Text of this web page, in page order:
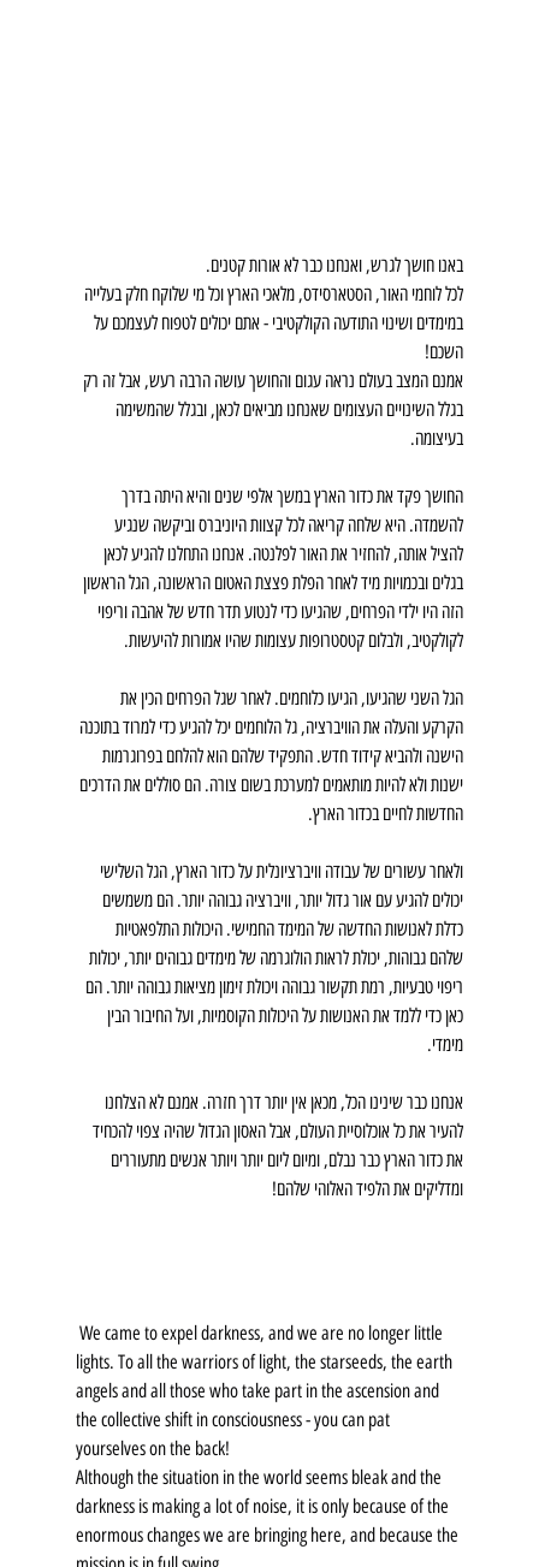
באנו חושך לגרש, ואנחנו כבר לא אורות קטנים.
לכל לוחמי האור, הסטארסידס, מלאכי הארץ וכל מי שלוקח חלק בעלייה
במימדים ושינוי התודעה הקולקטיבי - אתם יכולים לטפוח לעצמכם על
השכם!
אמנם המצב בעולם נראה עגום והחושך עושה הרבה רעש, אבל זה רק
בגלל השינויים העצומים שאנחנו מביאים לכאן, ובגלל שהמשימה
בעיצומה.
החושך פקד את כדור הארץ במשך אלפי שנים והיא היתה בדרך
להשמדה. היא שלחה קריאה לכל קצוות היוניברס וביקשה שנגיע
להציל אותה, להחזיר את האור לפלנטה. אנחנו התחלנו להגיע לכאן
בגלים ובכמויות מיד לאחר הפלת פצצת האטום הראשונה, הגל הראשון
הזה היו ילדי הפרחים, שהגיעו כדי לנטוע תדר חדש של אהבה וריפוי
לקולקטיב, ולבלום קטסטרופות עצומות שהיו אמורות להיעשות.
הגל השני שהגיעו, הגיעו כלוחמים. לאחר שגל הפרחים הכין את
הקרקע והעלה את הוויברציה, גל הלוחמים יכל להגיע כדי למרוד בתוכנה
הישנה ולהביא קידוד חדש. התפקיד שלהם הוא להלחם בפרוגרמות
ישנות ולא להיות מותאמים למערכת בשום צורה. הם סוללים את הדרכים
החדשות לחיים בכדור הארץ.
ולאחר עשורים של עבודה וויברציונלית על כדור הארץ, הגל השלישי
יכולים להגיע עם אור גדול יותר, וויברציה גבוהה יותר. הם משמשים
כדלת לאנושות החדשה של המימד החמישי. היכולות התלפאטיות
שלהם גבוהות, יכולת לראות הולוגרמה של מימדים גבוהים יותר, יכולות
ריפוי טבעיות, רמת תקשור גבוהה ויכולת זימון מציאות גבוהה יותר. הם
כאן כדי ללמד את האנושות על היכולות הקוסמיות, ועל החיבור הבין
מימדי.
אנחנו כבר שינינו הכל, מכאן אין יותר דרך חזרה. אמנם לא הצלחנו
להעיר את כל אוכלוסיית העולם, אבל האסון הגדול שהיה צפוי להכחיד
את כדור הארץ כבר נבלם, ומיום ליום יותר ויותר אנשים מתעוררים
ומדליקים את הלפיד האלוהי שלהם!
lights. To all the warriors of light, the starseeds, the earth
angels and all those who take part in the ascension and
the collective shift in consciousness - you can pat
yourselves on the back!
Although the situation in the world seems bleak and the
darkness is making a lot of noise, it is only because of the
enormous changes we are bringing here, and because the